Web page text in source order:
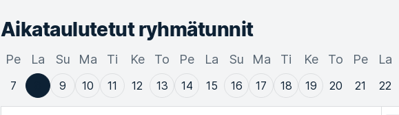
Aikataulutetut ryhmätunnit
Pe
7
La Su
9
Ma
10
Ti
11
Ke
12
To
13
Pe
14
La
15
Su
16
Ma
17
Ti
18
Ke
19
To
20
Pe
21
La
22